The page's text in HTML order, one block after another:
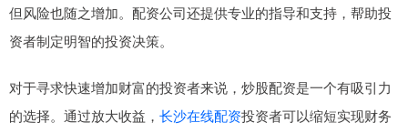
但风险也随之增加。配资公司还提供专业的指导和支持，帮助投
资者制定明智的投资决策。
对于寻求快速增加财富的投资者来说，炒股配资是一个有吸引力
的选择。通过放大收益， 长沙在线配资投资者可以缩短实现财务